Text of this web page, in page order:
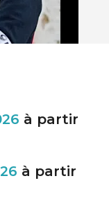
à partir
à partir